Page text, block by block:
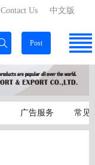
中文版
Contact Us
Post
广告服务 常见